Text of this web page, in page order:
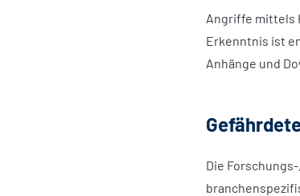
Angriffe mittels
Erkenntnis ist
Anhänge und
Die